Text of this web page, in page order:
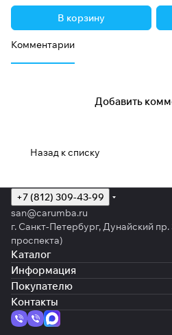
В корзину
Комментарии
Добавить
Назад к списку
+7 (812) 309-43-99
san@carumba.ru
г. Санкт-Петербург, Дунайский
проспекта)
Каталог
Информация
Покупателю
Контакты